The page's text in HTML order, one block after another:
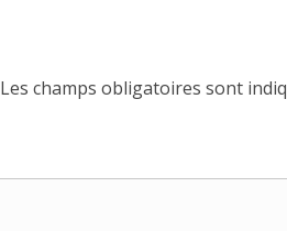
Les champs obligatoires sont